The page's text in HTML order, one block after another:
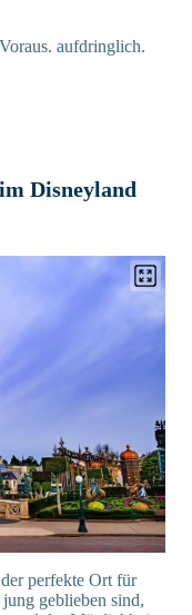
aufdringlich.
Disneyland
perfekte Ort für
geblieben sind,